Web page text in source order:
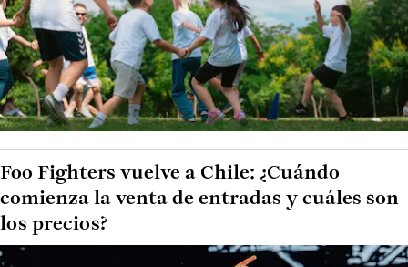
Foo Fighters vuelve a Chile: ¿Cuándo
comienza la venta de entradas y cuáles son
los precios?